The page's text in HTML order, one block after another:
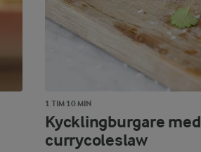
1 TIM 10 MIN
Kycklingburgare med
currycoleslaw